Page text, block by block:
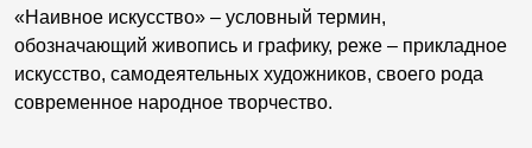
«Наивное искусство» – условный термин,
обозначающий живопись и графику, реже – прикладное
искусство, самодеятельных художников, своего рода
современное народное творчество.